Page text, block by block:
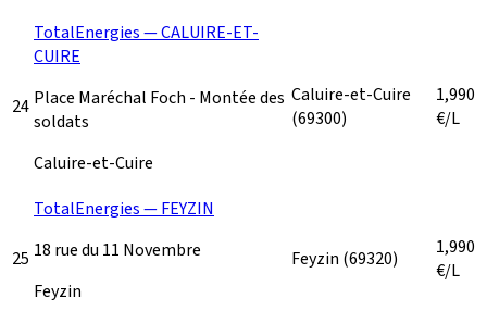
24
TotalEnergies — CALUIRE-ET-
CUIRE
Place Maréchal Foch - Montée des
soldats
Caluire-et-Cuire
Caluire-et-Cuire
(69300)
1,990
€/L
25
TotalEnergies — FEYZIN
18 rue du 11 Novembre
Feyzin
Feyzin (69320)
1,990
€/L